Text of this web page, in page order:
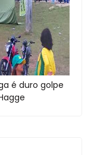
é duro golpe